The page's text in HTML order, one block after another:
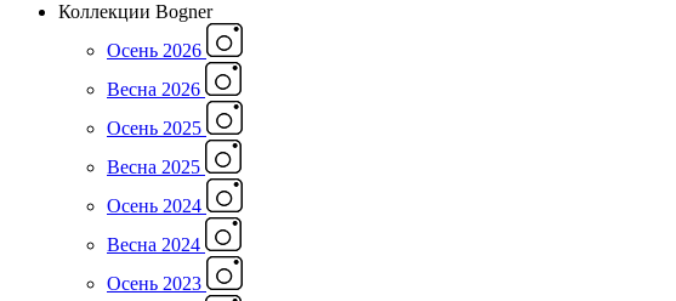
Коллекции Bogner
Осень 2026
Весна 2026
Осень 2025
Весна 2025
Осень 2024
Весна 2024
Осень 2023